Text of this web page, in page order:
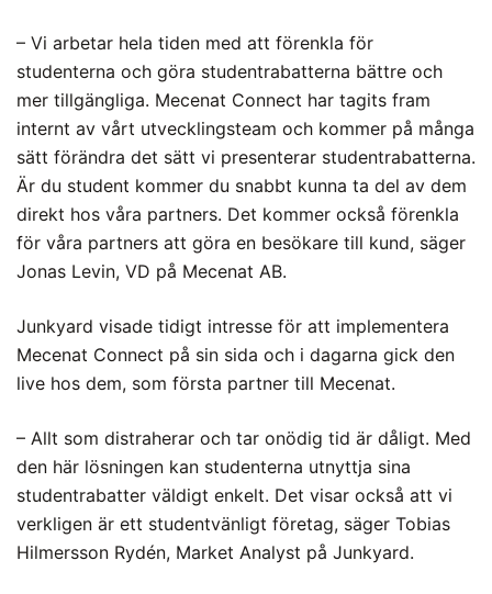
– Vi arbetar hela tiden med att förenkla för
studenterna och göra studentrabatterna bättre och
mer tillgängliga. Mecenat Connect har tagits fram
internt av vårt utvecklingsteam och kommer på många
sätt förändra det sätt vi presenterar studentrabatterna.
Är du student kommer du snabbt kunna ta del av dem
direkt hos våra partners. Det kommer också förenkla
för våra partners att göra en besökare till kund, säger
Jonas Levin, VD på Mecenat AB.
Junkyard visade tidigt intresse för att implementera
Mecenat Connect på sin sida och i dagarna gick den
live hos dem, som första partner till Mecenat.
– Allt som distraherar och tar onödig tid är dåligt. Med
den här lösningen kan studenterna utnyttja sina
studentrabatter väldigt enkelt. Det visar också att vi
verkligen är ett studentvänligt företag, säger Tobias
Hilmersson Rydén, Market Analyst på Junkyard.